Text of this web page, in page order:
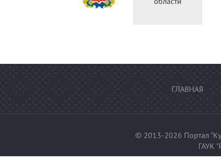
ГЛАВНАЯ
© 2013-2026 Портал
ГАУК